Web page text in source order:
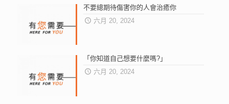
不要總期待傷害你的人會治癒你
六月 20, 2024
「你知道自己想要什麼嗎?」
六月 20, 2024